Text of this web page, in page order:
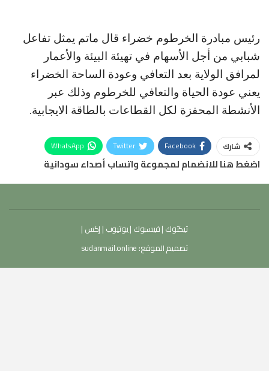
رئيس مبادرة الخرطوم خضراء قال ماتم يمثل تفاعل
شبابي من أجل الأسهام في تهيئة البيئة والأعمار
لمرافق الولاية بعد التعافي وعودة الساحة الخضراء
يعني عودة الحياة والتعافي للخرطوم وذلك عبر
الأنشطة المحفزة لكل القطاعات بالطاقة الايجابية.
شارك Facebook
Twitter
WhatsApp
اضغط هنا للانضمام لمجموعة واتساب أصداء سودانية
تيكتوك |فيسبوك |يوتيوب | إكس |
تصميم الموقع: sudanmail.online